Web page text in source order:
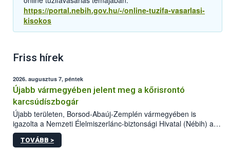
https://portal.nebih.gov.hu/-/online-tuzifa-vasarlasi-
kisokos
Friss hírek
2026. augusztus 7, péntek
Újabb vármegyében jelent meg a kőrisrontó
karcsúdíszbogár
Újabb területen, Borsod-Abaúj-Zemplén vármegyében is
igazolta a Nemzeti Élelmiszerlánc-biztonsági Hivatal (Nébih) a
kőrisrontó karcsúdíszbogár (Agrilus planipennis) jelenlétét. A
kártevőt nem csak színcsapdában találták meg, de már fertőzött
TOVÁBB >